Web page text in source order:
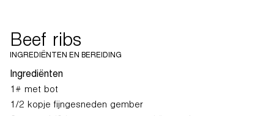
Beef ribs
INGREDIËNTEN EN BEREIDING
Ingrediënten
1# met bot
1/2 kopje fijngesneden gember